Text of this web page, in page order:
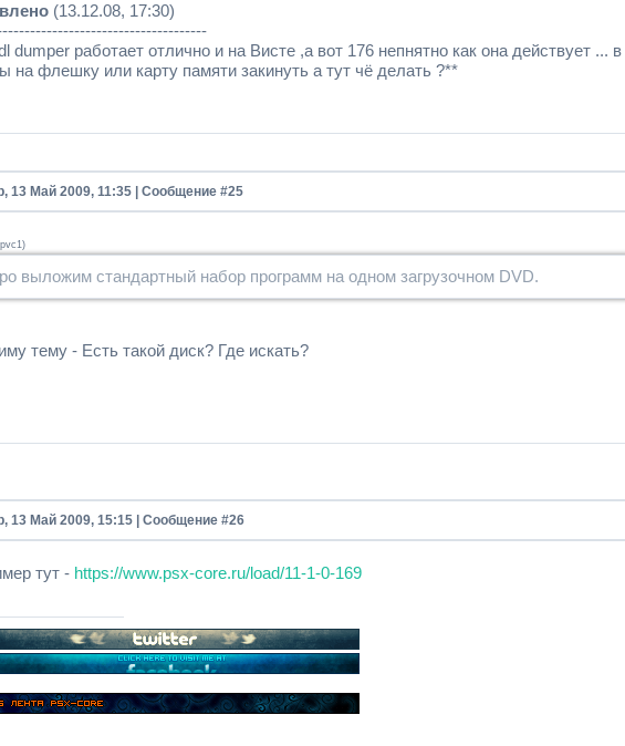
(13.12.08, 17:30)
dumper работает отлично и на Висте ,а вот 176 непнятно как она действует
на флешку или карту памяти закинуть а тут чё делать ?**
13 Май 2009, 11:35 | Сообщение #25
pvc1)
выложим стандартный набор программ на одном загрузочном DVD.
тему - Есть такой диск? Где искать?
13 Май 2009, 15:15 | Сообщение #26
тут - https://www.psx-core.ru/load/11-1-0-169